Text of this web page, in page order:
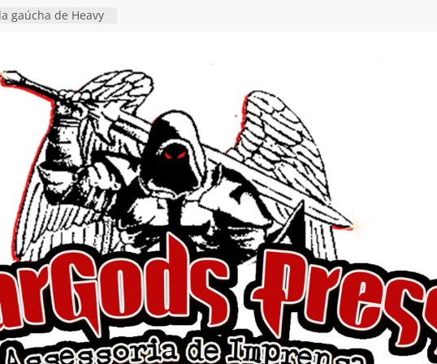
a
gaúcha de Heavy
“Hellforge”
“Dead Flies
nas plataformas em
A. Romero
detalha a
Rig” definitivo
Hell’s Heroes
de guitar & bass
“Eclipse”, segundo
“Dreaming”